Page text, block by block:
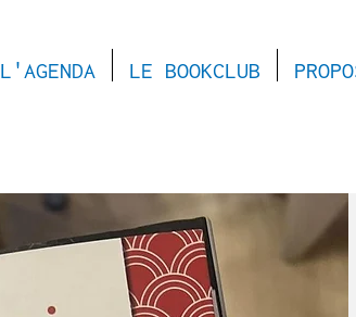
L'AGENDA LE BOOKCLUB